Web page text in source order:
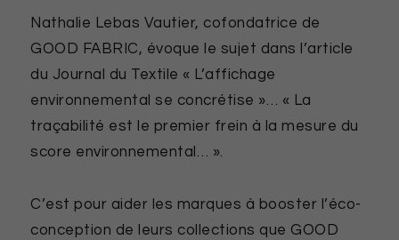
Nathalie Lebas Vautier, cofondatrice de
GOOD FABRIC, évoque le sujet dans l’article
du Journal du Textile « L’affichage
environnemental se concrétise »… « La
traçabilité est le premier frein à la mesure du
score environnemental… ».
C’est pour aider les marques à booster l’éco-
conception de leurs collections que GOOD